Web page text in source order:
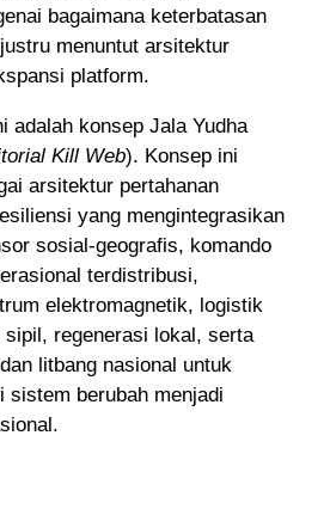
bagaimana keterbatasan
menuntut arsitektur
platform.
adalah konsep Jala Yudha
Kill Web). Konsep ini
arsitektur pertahanan
yang mengintegrasikan
sosial-geografis, komando
terdistribusi,
elektromagnetik, logistik
regenerasi lokal, serta
litbang nasional untuk
sistem berubah menjadi